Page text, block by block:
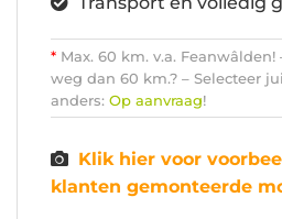
* Max. 60 km. v.a.
weg dan 60 km.? – Selecteer
anders: Op aanvraag!
Klik hier voor
klanten gemonteerde